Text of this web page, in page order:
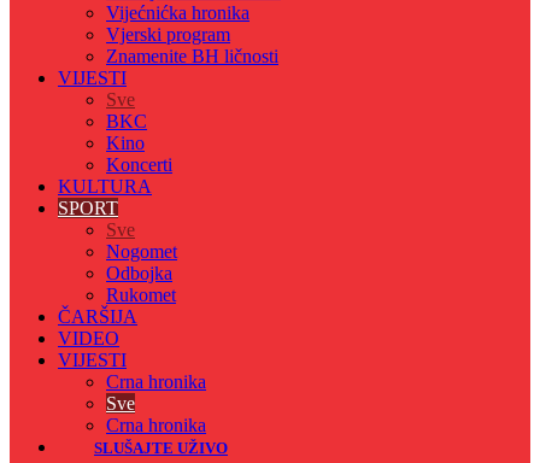
Vijećnićka hronika
Vjerski program
Znamenite BH ličnosti
VIJESTI
Sve
BKC
Kino
Koncerti
KULTURA
SPORT
Sve
Nogomet
Odbojka
Rukomet
ČARŠIJA
VIDEO
VIJESTI
Crna hronika
Sve
Crna hronika
SLUŠAJTE UŽIVO